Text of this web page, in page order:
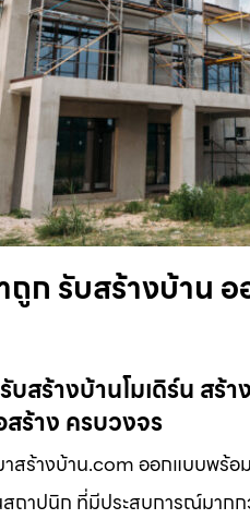
ถูก รับสร้างบ้าน
สร้างบ้านโมเดิร์น สร้
ร้าง ครบวงจร
สร้างบ้าน.com ออกแบบพร้
ถาปนิก ที่มีประสบการณ์มาก